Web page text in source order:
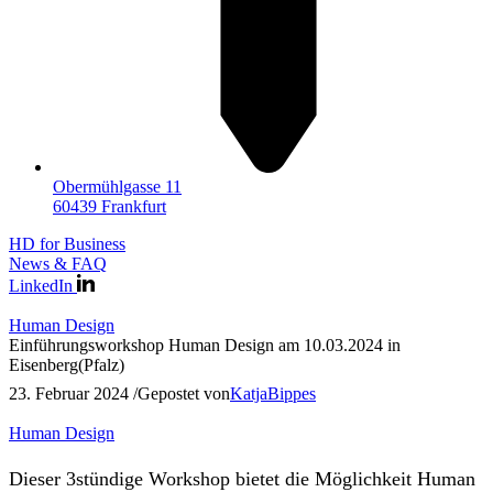
Obermühlgasse 11
60439 Frankfurt
HD for Business
News & FAQ
LinkedIn
Human Design
Einführungsworkshop Human Design am 10.03.2024 in
Eisenberg(Pfalz)
23. Februar 2024 /Gepostet vonKatjaBippes
Human Design
Dieser 3stündige Workshop bietet die Möglichkeit Human